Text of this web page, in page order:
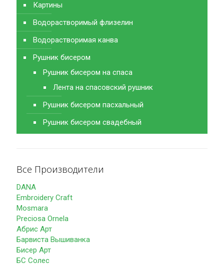
Картины
Водорастворимый флизелин
Водорастворимая канва
Рушник бисером
Рушник бисером на спаса
Лента на спасовский рушник
Рушник бисером пасхальный
Рушник бисером свадебный
Все Производители
DANA
Embroidery Craft
Mosmara
Preciosa Ornela
Абрис Арт
Барвиста Вышиванка
Бисер Арт
БС Солес